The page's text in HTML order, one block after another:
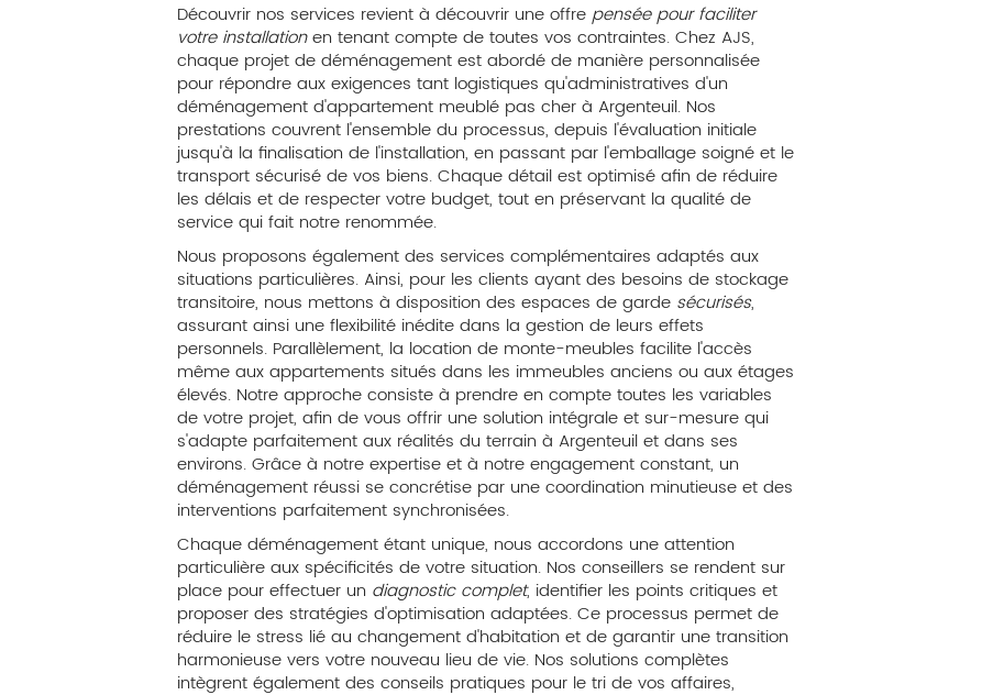
Découvrir nos services revient à découvrir une offrepensée pour faciliter
votre installationen tenant compte de toutes vos contraintes. Chez AJS,
chaque projet de déménagement est abordé de manière personnalisée
pour répondre aux exigences tant logistiques qu'administratives d'un
déménagement d'appartement meublé pas cher à Argenteuil. Nos
prestations couvrent l'ensemble du processus, depuis l'évaluation initiale
jusqu'à la finalisation de l'installation, en passant par l'emballage soigné et le
transport sécurisé de vos biens. Chaque détail est optimisé afin de réduire
les délais et de respecter votre budget, tout en préservant la qualité de
service qui fait notre renommée.
Nous proposons également des services complémentaires adaptés aux
situations particulières. Ainsi, pour les clients ayant des besoins de stockage
transitoire, nous mettons à disposition des espaces de garde sécurisés,
assurant ainsi une flexibilité inédite dans la gestion de leurs effets
personnels. Parallèlement, la location de monte-meubles facilite l'accès
même aux appartements situés dans les immeubles anciens ou aux étages
élevés. Notre approche consiste à prendre en compte toutes les variables
de votre projet, afin de vous offrir une solution intégrale et sur-mesure qui
s'adapte parfaitement aux réalités du terrain à Argenteuil et dans ses
environs. Grâce à notre expertise et à notre engagement constant, un
déménagement réussi se concrétise par une coordination minutieuse et des
interventions parfaitement synchronisées.
Chaque déménagement étant unique, nous accordons une attention
particulière aux spécificités de votre situation. Nos conseillers se rendent sur
place pour effectuer un diagnostic complet, identifier les points critiques et
proposer des stratégies d'optimisation adaptées. Ce processus permet de
réduire le stress lié au changement d'habitation et de garantir une transition
harmonieuse vers votre nouveau lieu de vie. Nos solutions complètes
intègrent également des conseils pratiques pour le tri de vos affaires,